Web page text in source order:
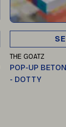
THE GOATZ
POP-UP
- DOTTY